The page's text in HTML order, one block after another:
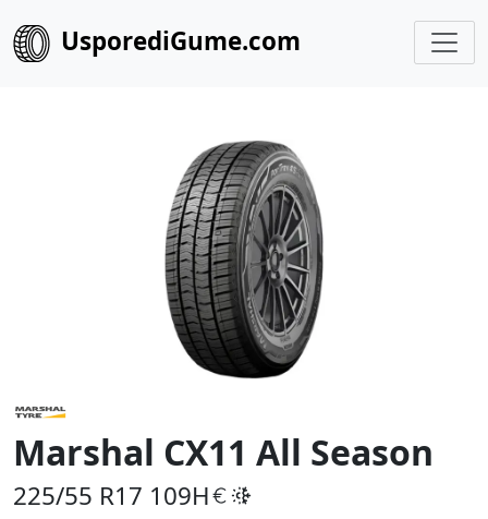
UsporediGume.com
Marshal CX11 All Season
225/55 R17 109H